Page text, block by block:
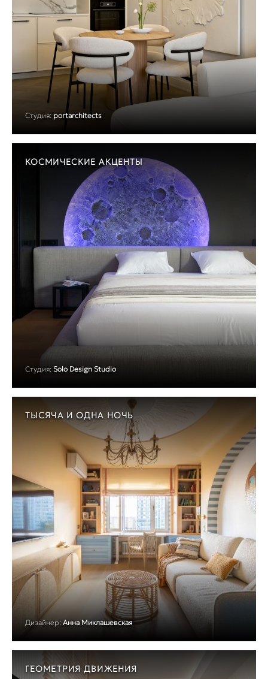
Студия: portarchitects
КОСМИЧЕСКИЕ АКЦЕНТЫ
Студия: Solo Design Studio
ТЫСЯЧА И ОДНА НОЧЬ
Дизайнер: Анна Миклашевская
ГЕОМЕТРИЯ ДВИЖЕНИЯ